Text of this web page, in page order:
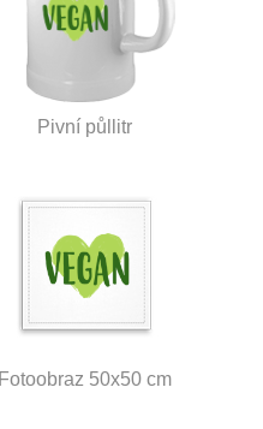
Pivní půllitr
Fotoobraz 50x50 cm